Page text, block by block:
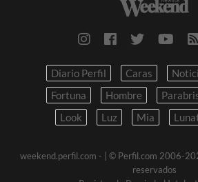
Diario Perfil Caras
Fortuna
Hombre
Look
Luz Mia
weekend.perfil.com -
| © Perfil.com 2006-
reservados